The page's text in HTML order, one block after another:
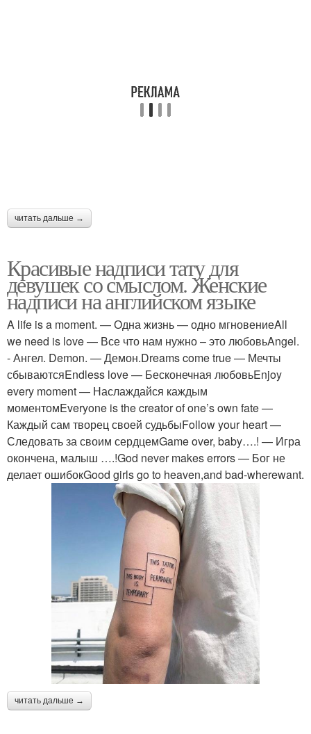
читать дальше →
Красивые надписи тату для
девушек со смыслом. Женские
надписи на английском языке
A life is a moment. — Одна жизнь — одно мгновениеAll
we need is love — Все что нам нужно – это любовьAngel.
- Ангел. Demon. — Демон.Dreams come true — Мечты
сбываютсяEndless love — Бесконечная любовьEnjoy
every moment — Наслаждайся каждым
моментомEveryone is the creator of one’s own fate —
Каждый сам творец своей судьбыFollow your heart —
Следовать за своим сердцемGame over, baby….! — Игра
окончена, малыш ….!God never makes errors — Бог не
делает ошибокGood girls go to heaven,and bad-wherewant.
читать дальше →